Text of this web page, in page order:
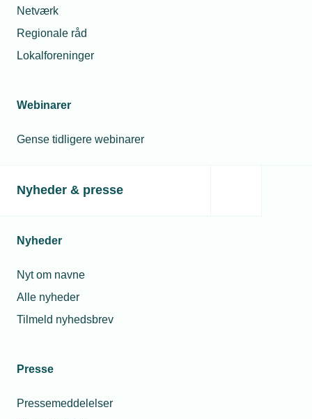
Netværk
Regionale råd
Lokalforeninger
Webinarer
Gense tidligere webinarer
Nyheder & presse
Nyheder
Nyt om navne
Alle nyheder
Tilmeld nyhedsbrev
Presse
Pressemeddelelser